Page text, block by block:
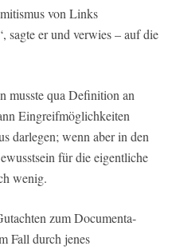
von Links
sagte er und verwies – auf die
musste qua Definition an
Eingreifmöglichkeiten
darlegen; wenn aber in den
für die eigentliche
wenig.
zum Documenta-
Fall durch jenes